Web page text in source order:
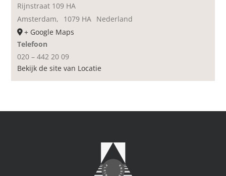
Rijnstraat 109 HA
Amsterdam, 1079 HA Nederland
+ Google Maps
Telefoon
020 – 442 20 09
Bekijk de site van Locatie